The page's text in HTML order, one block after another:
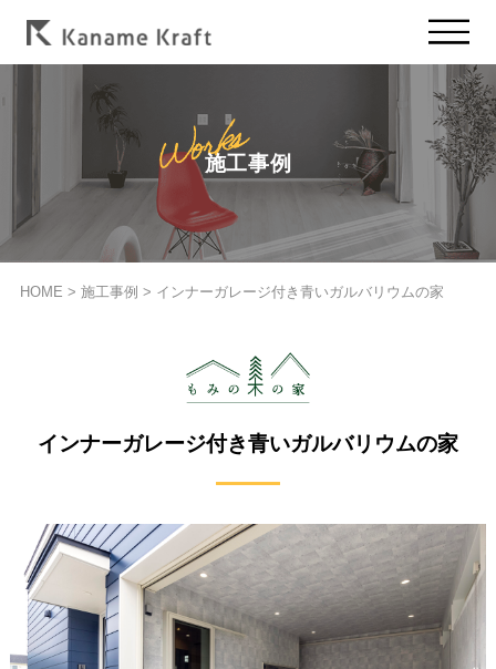
施工事例
HOME > 施工事例 > インナーガレージ付き青いガルバリウムの家
インナーガレージ付き青いガルバリウムの家